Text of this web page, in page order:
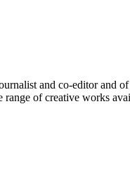
and co-editor
range of creative works